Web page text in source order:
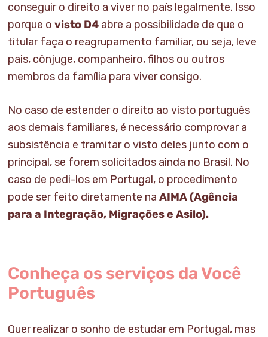
conseguir o direito a viver no país legalmente. Isso
porque o visto D4 abre a possibilidade de que o
titular faça o reagrupamento familiar, ou seja, leve
pais, cônjuge, companheiro, filhos ou outros
membros da família para viver consigo.
No caso de estender o direito ao visto português
aos demais familiares, é necessário comprovar a
subsistência e tramitar o visto deles junto com o
principal, se forem solicitados ainda no Brasil. No
caso de pedi-los em Portugal, o procedimento
pode ser feito diretamente na AIMA (Agência
para a Integração, Migrações e Asilo).
Conheça os serviços da Você
Português
Quer realizar o sonho de estudar em Portugal, mas